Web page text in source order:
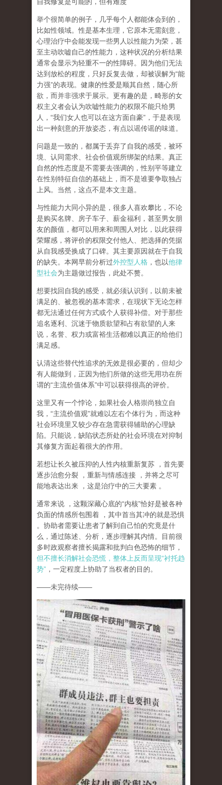
举个很简单的例子，几乎每个人都能体会到的，
比如性领域。性是基本生理，它原本无需刻意，
心理治疗中会能发现一些男人以性能力为荣，甚
至主动吹嘘自己的性能力，这种状况的分析结果
通常会显示为轻重不一的性障碍。因为他们无法
达到放松的程度，只好反复去做，却被误解为“能
力强”的表现。健康的性爱是顺其自然，随心所
欲，而并非强求于展示。更有趣的是，畸形的女
权主义者会认为吹嘘性能力的权限不能只给男
人， “我们女人也可以在这方面自豪” ，于是表现
出一种刻意的开放姿态，有点以谣传谣的味道。
问题是一致的，都属于丢弃了自我的感受，被环
境、认同需求、社会价值观所绑架的结果。真正
自然的性态度是不需要去强调的，性别平等建立
在性别特征自信的基础上，而不是谁要争取独占
上风。当然，这点不是本文主题。
与性能力大同小异的是，很多人喜欢攀比，不论
是购买名牌、房子车子、薪金福利，甚至男女朋
友的颜值，都可以用来和周围人对比，以此获得
荣耀感，将评价的权限交付他人、把选择的凭据
从自我感受换成了口碑。其主要原因就在于自我
的缺失。本网早前分析过外控型人格 ，也以他律
型社会为主题做过报告，此处不赘。
想要找回自我的感受，就必须认识到，以前未被
满足的、被忽视的基本需求，在现状下无论怎样
都无法通过任何方式或个人获得补偿。对于那些
追名逐利、沉迷于物质欲望和占有欲望的人来
说，名誉、权力或富裕生活都难以真正的给他们
满足感。
认清这些替代性追求的无效是很必要的，但却少
有人能做到，正因为他们所做的这些无用功在所
谓的“主流价值体系”中可以获得很高的评价。
这里又有一个悖论，如果社会人格崇尚独立自
我， “主流价值观”就难以左右个体行为，而这种
社会环境里又较少存在急需获得辅助的心理缺
陷。只能说， 缺陷状态所处的社会环境在对抑制
其修复方面起着很大的作用。
若想让长久被压抑的人性内核重新复苏
，首先要
逐步治愈分裂
，重新与情感连接
，并将之尽可
能地表达出来
，这是治疗中的三大要素 。
通常来说 ，这颗深藏心底的“内核”恰好是被各种
负面的情感所包围着
，其中首当其冲的就是恐惧
。协助者需要让患者了解到自己怕的究竟是什
么，通过陈述、分析，逐步理解其内情。目前很
多时政观察者擅长揭露和批判白色恐怖的细节，
但不擅长消解社会恐慌，整体上反而呈现“衬托趋
势” ，一定程度上协助了当权者的目的。
——未完待续——